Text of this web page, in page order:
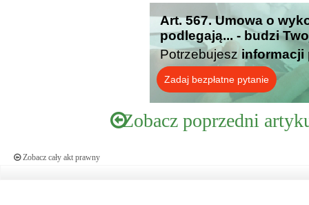
Art. 567. Umowa o
podlegają... - budzi
Potrzebujesz informacji
Zadaj bezpłatne pytanie
Zobacz poprzedni
Zobacz cały akt prawny